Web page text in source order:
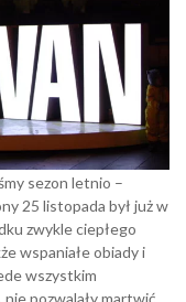
sezon letnio –
25 listopada był już w
zwykle ciepłego
wspaniałe obiady i
wszystkim